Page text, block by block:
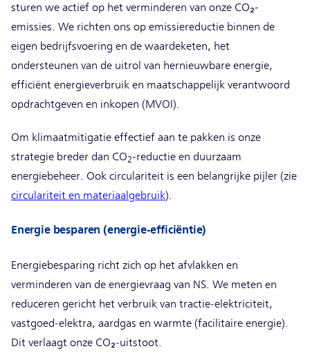
sturen we actief op het verminderen van onze CO₂-
emissies. We richten ons op emissiereductie binnen de
eigen bedrijfsvoering en de waardeketen, het
ondersteunen van de uitrol van hernieuwbare energie,
efficiënt energieverbruik en maatschappelijk verantwoord
opdrachtgeven en inkopen (MVOI).
Om klimaatmitigatie effectief aan te pakken is onze
strategie breder dan CO2-reductie en duurzaam
energiebeheer. Ook circulariteit is een belangrijke pijler (zie
circulariteit en materiaalgebruik).
Energie besparen (energie-efficiëntie)
Energiebesparing richt zich op het afvlakken en
verminderen van de energievraag van NS. We meten en
reduceren gericht het verbruik van tractie‑elektriciteit,
vastgoed‑elektra, aardgas en warmte (facilitaire energie).
Dit verlaagt onze CO₂‑uitstoot.